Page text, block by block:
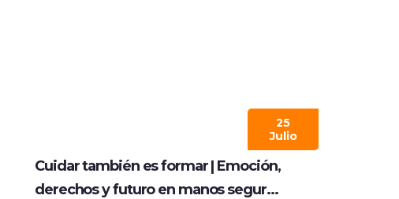
25
Julio
Cuidar también es formar | Emoción,
derechos y futuro en manos segur...